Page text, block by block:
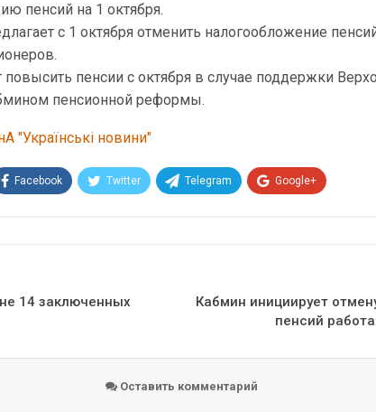
пенсий на 1 октября.
с 1 октября отменить налогообложение
повысить пенсии с октября в случае поддержки
пенсионной реформы.
"Українські новини"
Facebook Twitter Telegram Google+
14 заключенных
Кабмин инициирует
пенсий
Оставить комментарий